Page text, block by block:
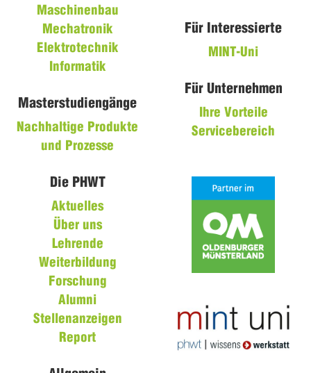
Maschinenbau
Mechatronik
Elektrotechnik
Informatik
Masterstudiengänge
Nachhaltige Produkte
und Prozesse
Für Interessierte
MINT-Uni
Für Unternehmen
Ihre Vorteile
Servicebereich
Die PHWT
Aktuelles
Über uns
Lehrende
Weiterbildung
Forschung
Alumni
Stellenanzeigen
Report